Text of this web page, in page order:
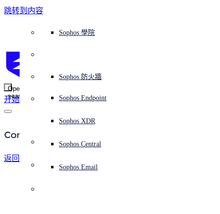
跳转到内容
Open
search
开始
平台概覽Sophos Central
Sophos AI
整合 marketplace 市集
威脅情報
免費試用
端點保護（下一代防毒軟體）
伺服器防護
Mobile Security
安全營運
XDR - 擴展式偵測與回應
身分識別安全
ITDR - 身分識別威脅偵測與回應
網路安全與基礎架構
下一代防火牆 (NGFW)
網路交換機
無線存取點
Workspace Protection
Workspace Protection
零信任網路存取 (ZTNA)
DNS 防護 (DNS Protection)
Email Monitoring System
Email Security
電子郵件與網路釣魚防護
雲端工作負載防護
託管式服務MDR - 託管式偵測與回應
漏洞管理（託管式風險）
諮詢服務概覽
專業服務
營運支援
免費工具
NIST 評估
使用案例全天候守護我的組織
保障遠端與混合辦公員工的安全
應對網路保險要求
保護我的 Microsoft 環境
啟用雲端原生安全性
所有解決方案
教育
政府部門
醫療保健
製造業
零售業
為什麼選擇 Sophos？
獎項與榮譽
競爭對手比較
公司
媒體
職位空缺
信任中心
信任中心概覽
安全設計
負責任的披露
ESG
企業政策
網路安全指引
Sophos 合作夥伴
Partner Program 合作夥伴計畫
Partner care 支援
合作夥伴培訓
合作夥伴部落格
通路合作夥伴
OEM
整合和 API
威脅情報X-Ops 威脅研究
AI 研究
威脅檔案
威脅資料庫
威脅研究部落格
檢視所有資源
案例研究
報告
線上研討會
白皮書
影片
部落格
Sophos 部落格
AI 研究
安全營運
合作夥伴部落格
獲得協助（支援）
緊急事件回應
支援計劃
客戶成功
技術客戶經理（TAM）
聯絡 Sophos 支援
聯絡 Partner Care
下載及更新
Sophos 狀態頁面
安全公告
提交威脅
產品支援
產品文件
Sophos 防火牆
Sophos Endpoint
Sophos XDR
Sophos Central
Sophos Email
培訓
Sophos 學院
Company
返回公司页面